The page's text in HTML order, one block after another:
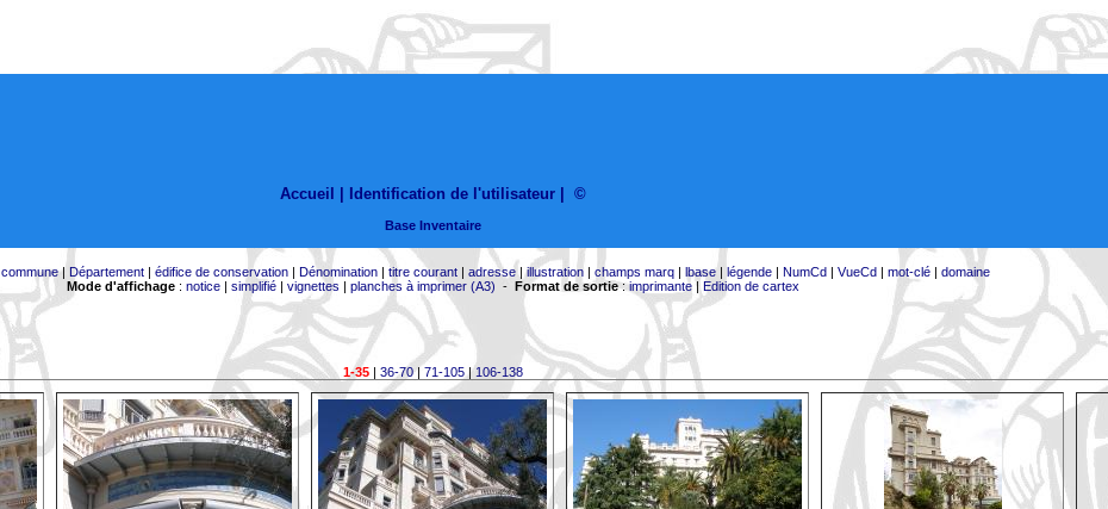
Accueil | Identification de l'utilisateur ©
Base Inventaire
commune| Département| édifice de conservation| Dénomination| titre courant| adresse|illustration| champs marq| lbase| légende| NumCd| VueCd| mot-clé| domaine
Mode d'affichage: notice| simplifié| vignettes | planches à imprimer (A3) - Format de sortie:imprimante| Edition de cartex
1-35| 36-70| 71-105|106-138